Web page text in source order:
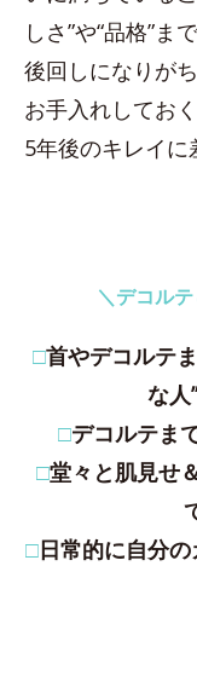
しさ”や“品格”
後回しになりが
お手入れしてお
5年後のキレイに
＼デコル
□首やデコルテ
な人
□デコルテま
□堂々と肌見せ
□日常的に自分